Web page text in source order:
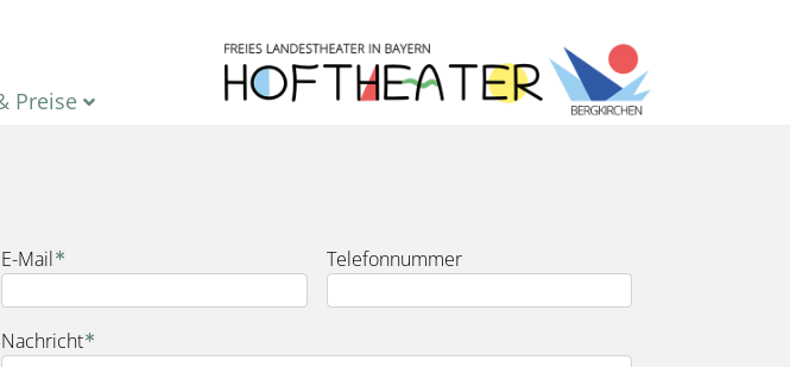
Preise
E-Mail Telefonnummer
Nachricht